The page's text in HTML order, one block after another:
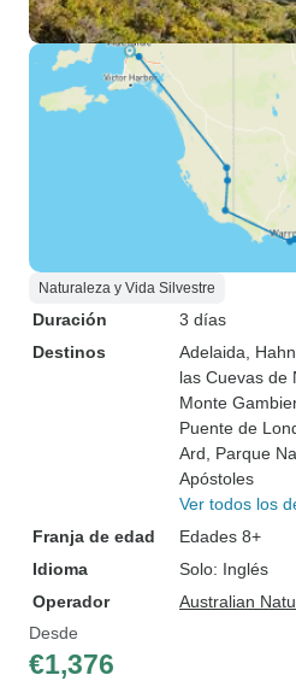
Naturaleza y Vida Silvestre
Duración
3 días
Destinos
Adelaida ,
las Cuevas de
Monte Gambier
Puente de
Ard , Parque
Apóstoles
Ver todos los
Franja de edad
Edades 8+
Idioma
Solo: Inglés
Operador
Australian
Desde
€1,376